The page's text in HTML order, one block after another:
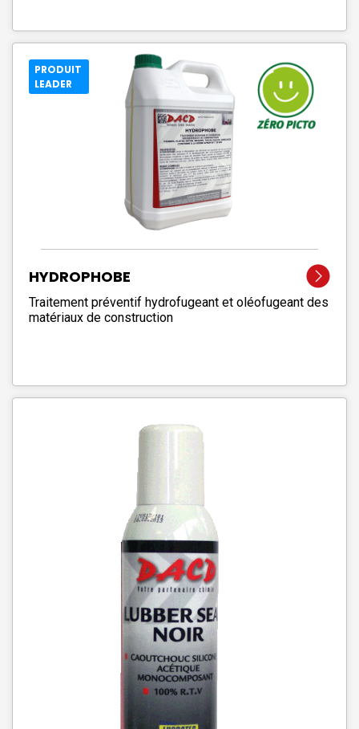
PRODUIT
LEADER
HYDROPHOBE
Traitement préventif hydrofugeant et oléofugeant des
matériaux de construction